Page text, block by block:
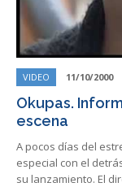
VIDEO 11/10/2000
Okupas.
escena
A pocos días del
especial con el
su lanzamiento. El